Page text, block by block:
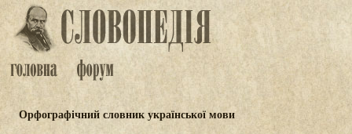
Орфографічний словник української мови